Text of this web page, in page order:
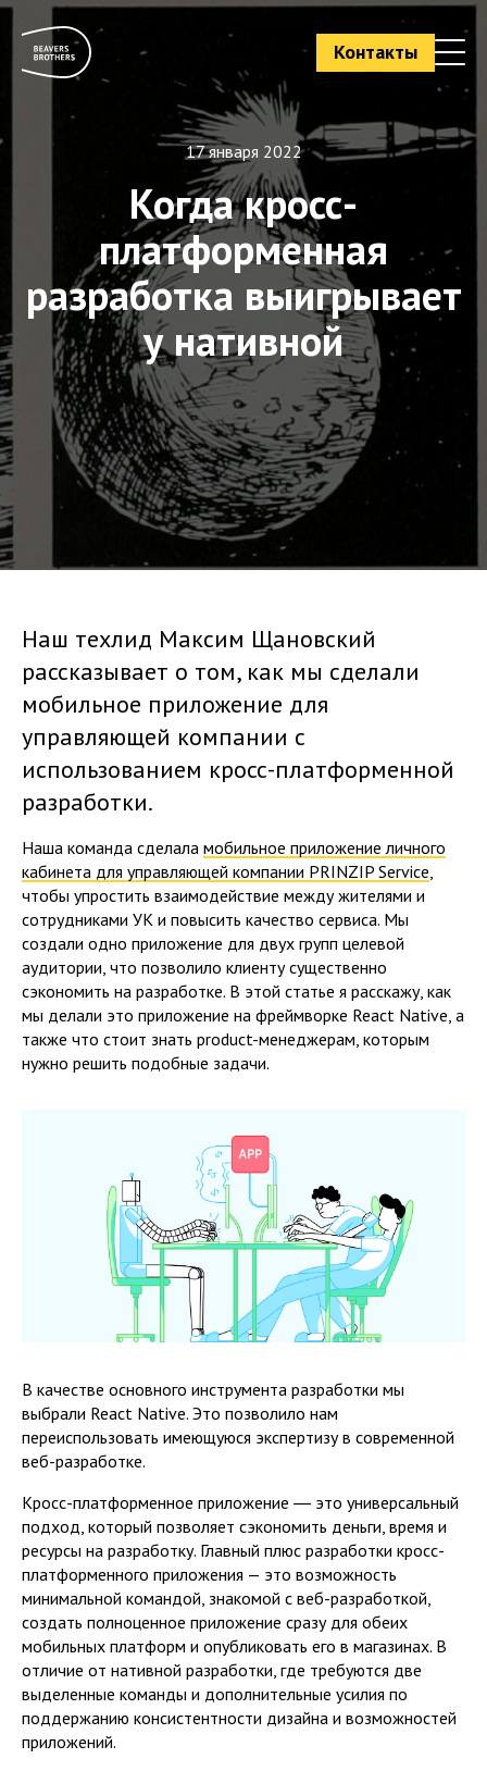
Контакты
17 января 2022
Когда кросс-
платформенная
разработка выигрывает
у нативной
Наш техлид Максим Щановский
рассказывает о том, как мы сделали
мобильное приложение для
управляющей компании с
использованием кросс-платформенной
разработки.
Наша команда сделала мобильное приложение личного
кабинета для управляющей компании PRINZIP Service,
чтобы упростить взаимодействие между жителями и
сотрудниками УК и повысить качество сервиса. Мы
создали одно приложение для двух групп целевой
аудитории, что позволило клиенту существенно
сэкономить на разработке. В этой статье я расскажу, как
мы делали это приложение на фреймворке React Native, а
также что стоит знать product-менеджерам, которым
нужно решить подобные задачи.
В качестве основного инструмента разработки мы
выбрали React Native. Это позволило нам
переиспользовать имеющуюся экспертизу в современной
веб-разработке.
Кросс-платформенное приложение ― это универсальный
подход, который позволяет сэкономить деньги, время и
ресурсы на разработку. Главный плюс разработки кросс-
платформенного приложения — это возможность
минимальной командой, знакомой с веб-разработкой,
создать полноценное приложение сразу для обеих
мобильных платформ и опубликовать его в магазинах. В
отличие от нативной разработки, где требуются две
выделенные команды и дополнительные усилия по
поддержанию консистентности дизайна и возможностей
приложений.